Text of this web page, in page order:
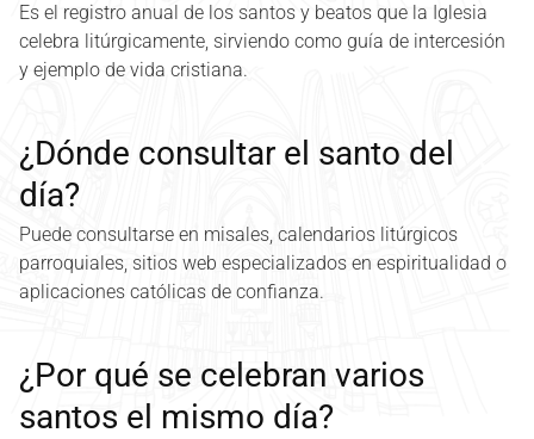
Es el registro anual de los santos y beatos que la Iglesia
celebra litúrgicamente, sirviendo como guía de intercesión
y ejemplo de vida cristiana.
¿Dónde consultar el santo del
día?
Puede consultarse en misales, calendarios litúrgicos
parroquiales, sitios web especializados en espiritualidad o
aplicaciones católicas de confianza.
¿Por qué se celebran varios
santos el mismo día?